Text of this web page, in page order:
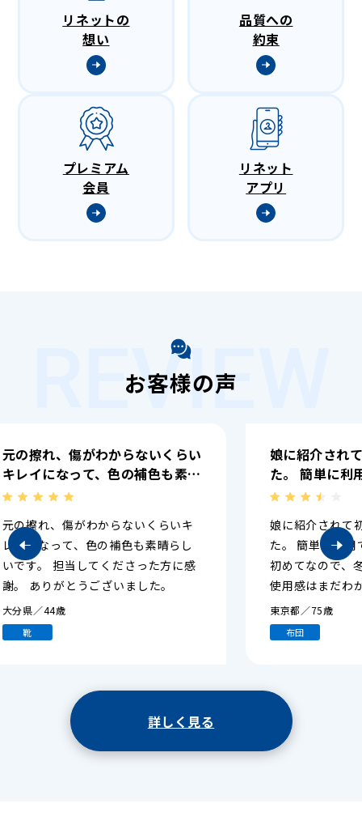
リネットの
想い
品質への
約束
プレミアム
会員
リネット
アプリ
REVIEW
お客様の声
娘に紹介されて初めて利用しまし
た。 簡単に利用できて驚きまし
んが 今のところは満足していま
す。 ありがとうございました。
娘に紹介されて初めて利用しまし
た。 簡単に利用できて驚きました。
初めてなので、冬になっての布団の
使用感はまだわかりませんが 今のと
ころは満足しています。 ありがとう
詳しく見る